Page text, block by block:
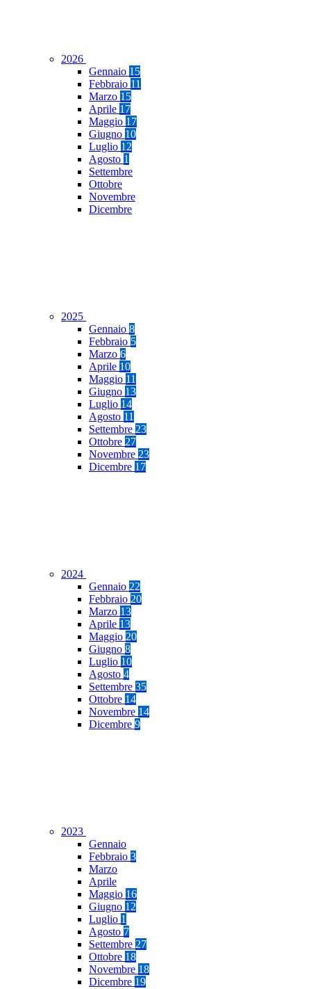
2026
Gennaio 15
Febbraio 11
Marzo 15
Aprile 17
Maggio 17
Giugno 10
Luglio 12
Agosto 1
Settembre
Ottobre
Novembre
Dicembre
2025
Gennaio 8
Febbraio 5
Marzo 6
Aprile 10
Maggio 11
Giugno 13
Luglio 14
Agosto 11
Settembre 23
Ottobre 27
Novembre 23
Dicembre 17
2024
Gennaio 22
Febbraio 20
Marzo 13
Aprile 13
Maggio 20
Giugno 8
Luglio 10
Agosto 4
Settembre 35
Ottobre 14
Novembre 14
Dicembre 9
2023
Gennaio
Febbraio 3
Marzo
Aprile
Maggio 16
Giugno 12
Luglio 1
Agosto 7
Settembre 27
Ottobre 18
Novembre 18
Dicembre 19